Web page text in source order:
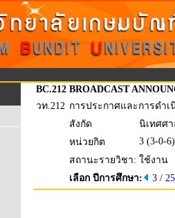
BC.212 BROADCAST
วท.212 การประกาศและการดำ
สังกัด
นิเทศศ
หน่วยกิต
3 (3-0-6)
สถานะรายวิชา: ใช้งาน
เลือก ปีการศึกษา:
3 /